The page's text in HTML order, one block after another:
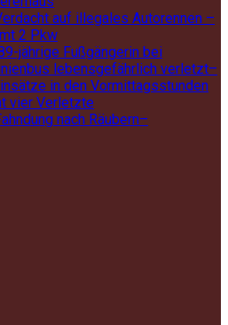
auf illegales Autorennen –
2 Pkw
jährige Fußgängerin bei
lebensgefährlich verletzt–
in den Vormittagsstunden
vier Verletzte
nach Räubern–